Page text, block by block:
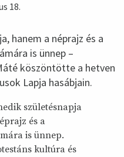
18.
hanem a néprajz és a
is ünnep –
köszöntötte a hetven
Lapja hasábjain.
születésnapja
és a
is ünnep.
kultúra és